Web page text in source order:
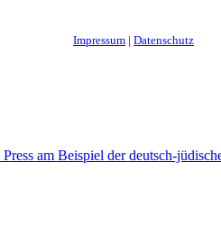
Impressum | Datenschutz
am Beispiel der deutsch-